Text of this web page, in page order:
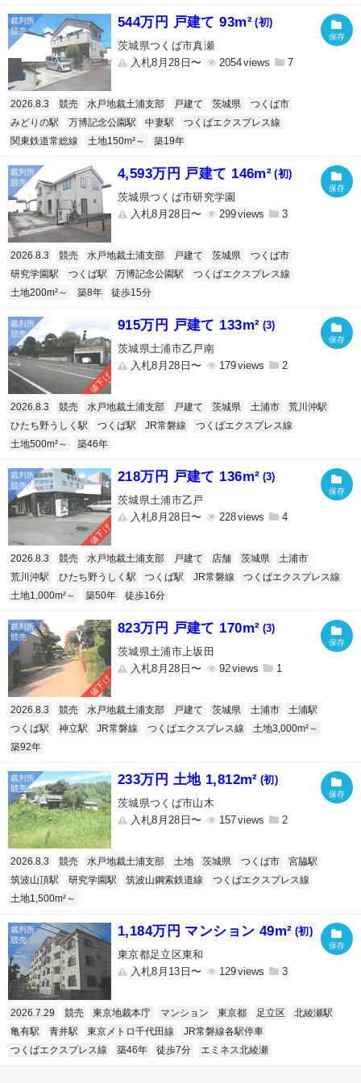
544万円 戸建て 93m² (初)
茨城県つくば市真瀬
入札8月28日〜
2054 7
2026.8.3 競売 水戸地裁土浦支部 戸建て 茨城県
つくば市
みどりの駅
万博記念公園駅 中妻駅
つくばエクスプレス線
関東鉄道常総線
土地150m²～ 築19年
4,593万円 戸建て 146m² (初)
茨城県つくば市研究学園
入札8月28日〜
299 3
2026.8.3 競売 水戸地裁土浦支部 戸建て 茨城県
つくば市
研究学園駅
つくば駅 万博記念公園駅
つくばエクスプレス線
土地200m²～
築8年 徒歩15分
値下げ
915万円 戸建て 133m² (3)
茨城県土浦市乙戸南
入札8月28日〜
179 2
2026.8.3 競売 水戸地裁土浦支部 戸建て 茨城県 土浦市
荒川沖駅
ひたち野うしく駅
つくば駅 JR常磐線
つくばエクスプレス線
土地500m²～
築46年
値下げ
218万円 戸建て 136m² (3)
茨城県土浦市乙戸
入札8月28日〜
228 4
2026.8.3 競売 水戸地裁土浦支部 戸建て 店舗 茨城県
土浦市
荒川沖駅
ひたち野うしく駅 つくば駅 JR常磐線
つくばエクスプレス線
土地1,000m²～
築50年 徒歩16分
値下げ
823万円 戸建て 170m² (3)
茨城県土浦市上坂田
入札8月28日〜
92 1
2026.8.3 競売 水戸地裁土浦支部 戸建て 茨城県 土浦市
土浦駅
つくば駅
神立駅 JR常磐線 つくばエクスプレス線
土地3,000m²～
築92年
233万円 土地 1,812m² (初)
茨城県つくば市山木
入札8月28日〜
157 2
2026.8.3 競売 水戸地裁土浦支部 土地 茨城県 つくば市
宮脇駅
筑波山頂駅
研究学園駅 筑波山鋼索鉄道線
つくばエクスプレス線
土地1,500m²～
1,184万円 マンション 49m² (初)
東京都足立区東和
入札8月13日〜
129 3
2026.7.29 競売 東京地裁本庁 マンション 東京都 足立区
北綾瀬駅
亀有駅
青井駅 東京メトロ千代田線
JR常磐線各駅停車
つくばエクスプレス線
築46年 徒歩7分 エミネス北綾瀬